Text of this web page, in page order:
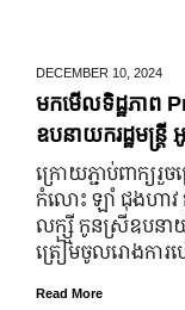
DECEMBER 10, 2024
មកមើលទិដ្ឋភាព
ឧបនាយករដ្ឋមន្រ្តី
ក្រោយ​ភ្ជាប់​ពាក្យ​រួច​
កំលោះ ឡាំ ជុងហាវ
លក្ស្មី កូនស្រី​ឧបនាយ
ត្រៀម​ចូល​រោងការ​
Read More